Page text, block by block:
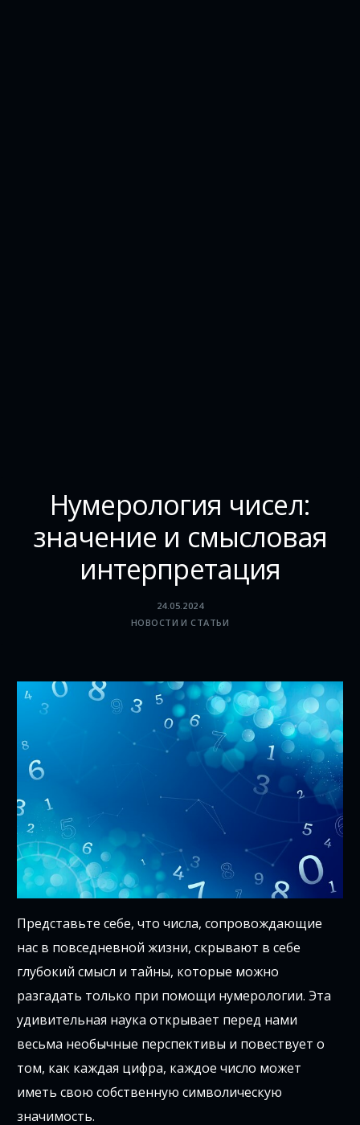
Нумерология чисел:
значение и смысловая
интерпретация
24.05.2024
НОВОСТИ И СТАТЬИ
Представьте себе, что числа, сопровождающие
нас в повседневной жизни, скрывают в себе
глубокий смысл и тайны, которые можно
разгадать только при помощи нумерологии. Эта
удивительная наука открывает перед нами
весьма необычные перспективы и повествует о
том, как каждая цифра, каждое число может
иметь свою собственную символическую
значимость.